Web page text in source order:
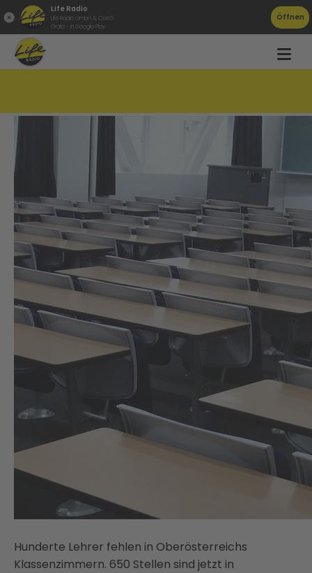
Life Radio
Life Radio GmbH & Co.KG
Gratis - in Google Play
Öffnen
Hunderte Lehrer fehlen in Oberösterreichs
Klassenzimmern. 650 Stellen sind jetzt in